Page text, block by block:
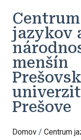
Centrum
jazykov
menšín
Prešove
Domov
Centrum